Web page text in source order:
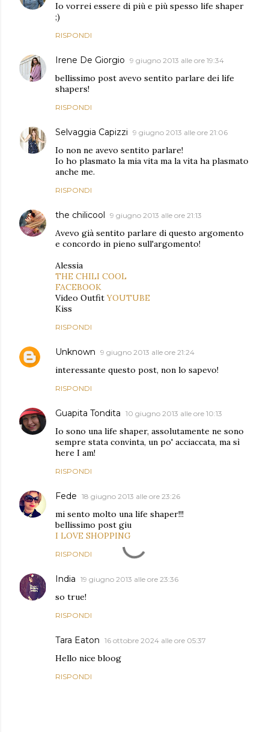
Io vorrei essere di più e più spesso life shaper
;)
RISPONDI
Irene De Giorgio 9 giugno 2013 alle ore 19:34
bellissimo post avevo sentito parlare dei life
shapers!
RISPONDI
Selvaggia Capizzi 9 giugno 2013 alle ore 21:06
Io non ne avevo sentito parlare!
Io ho plasmato la mia vita ma la vita ha plasmato
anche me.
RISPONDI
the chilicool 9 giugno 2013 alle ore 21:13
Avevo già sentito parlare di questo argomento
e concordo in pieno sull'argomento!
Alessia
THE CHILI COOL
FACEBOOK
Video OutfitYOUTUBE
Kiss
RISPONDI
Unknown 9 giugno 2013 alle ore 21:24
interessante questo post, non lo sapevo!
RISPONDI
Guapita Tondita 10 giugno 2013 alle ore 10:13
Io sono una life shaper, assolutamente ne sono
sempre stata convinta, un po' acciaccata, ma sì
here I am!
RISPONDI
Fede 18 giugno 2013 alle ore 23:26
mi sento molto una life shaper!!!
bellissimo post giu
I LOVE SHOPPING
RISPONDI
India 19 giugno 2013 alle ore 23:36
so true!
RISPONDI
Tara Eaton 16 ottobre 2024 alle ore 05:37
Hello nice bloog
RISPONDI